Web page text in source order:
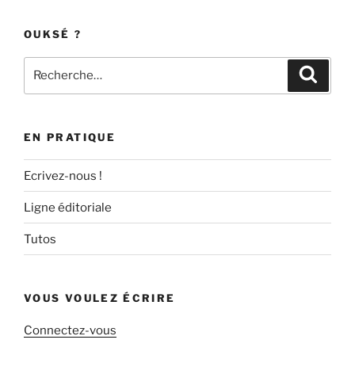
OUKSÉ ?
pour
EN PRATIQUE
Ecrivez-nous !
Ligne éditoriale
Tutos
VOUS VOULEZ ÉCRIRE
Connectez-vous